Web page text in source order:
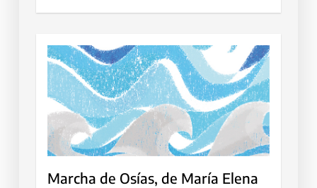
Marcha de Osías, de María Elena